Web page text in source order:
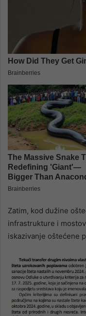
Zatim, kod dužine
infrastrukture i
iskazivanje oštećene